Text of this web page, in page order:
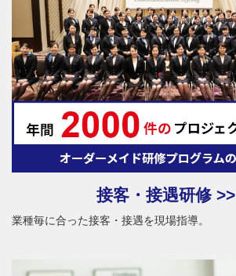
接客・接遇研修 >>
業種毎に合った接客・接遇を現場指導。